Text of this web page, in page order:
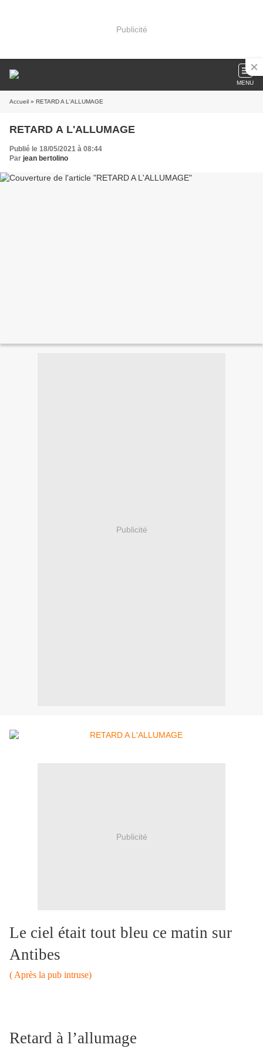
Publicité
MENU
Accueil » RETARD A L'ALLUMAGE
RETARD A L'ALLUMAGE
Publié le 18/05/2021 à 08:44
Par jean bertolino
Publicité
Publicité
Le ciel était tout bleu ce matin sur
Antibes
( Après la pub intruse)
Retard à l’allumage